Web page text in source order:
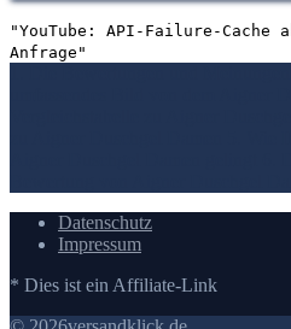
"YouTube: API-Failure-Cache
Anfrage"
Datenschutz
Impressum
* Dies ist ein Affiliate-Link